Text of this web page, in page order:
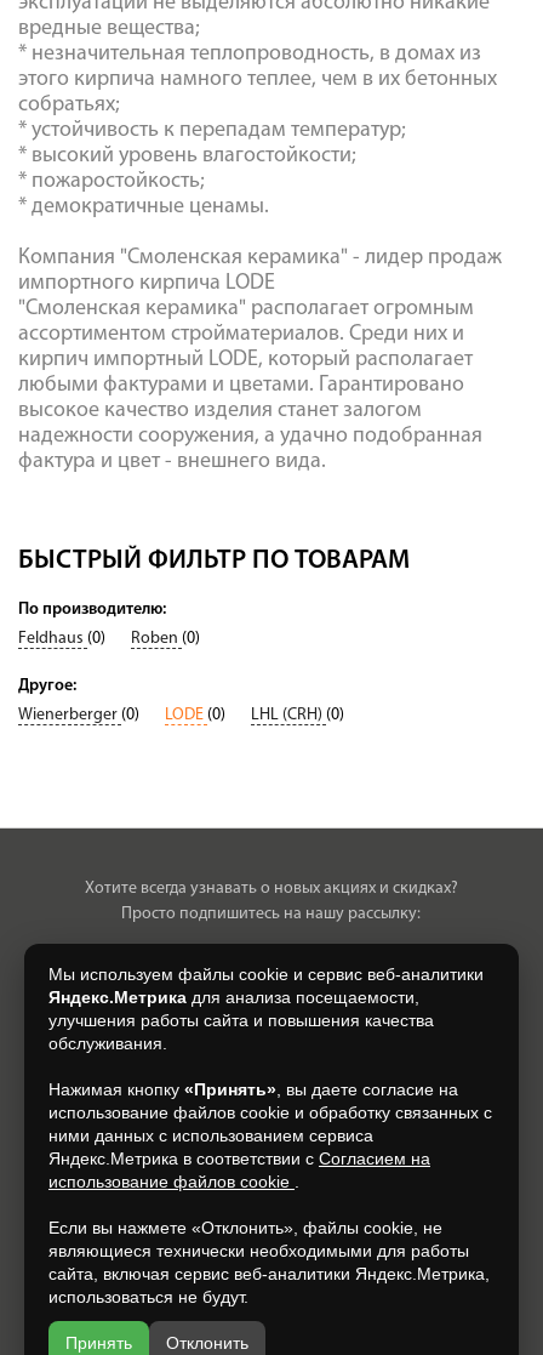
вредные вещества;
* незначительная теплопроводность, в домах из
этого кирпича намного теплее, чем в их бетонных
собратьях;
* устойчивость к перепадам температур;
* высокий уровень влагостойкости;
* пожаростойкость;
* демократичные ценамы.
Компания "Смоленская керамика" - лидер продаж
импортного кирпича LODE
"Смоленская керамика" располагает огромным
ассортиментом стройматериалов. Среди них и
кирпич импортный LODE, который располагает
любыми фактурами и цветами. Гарантировано
высокое качество изделия станет залогом
надежности сооружения, а удачно подобранная
фактура и цвет - внешнего вида.
БЫСТРЫЙ ФИЛЬТР ПО ТОВАРАМ
По производителю:
Feldhaus (0) Roben (0)
Другое:
Wienerberger (0) LODE (0) LHL (CRH) (0)
Хотите всегда узнавать о новых акциях и скидках?
Просто подпишитесь на нашу рассылку:
Нажимая на кнопку, я даю свое согласие на обработку моих
персональных данных, на условиях и для целей, определенных в
Подписаться
+7 (920) 150-77-00
Разработка и продвижение —
Мы используем файлы cookie и сервис веб-аналитики
Яндекс.Метрика для анализа посещаемости,
улучшения работы сайта и повышения качества
обслуживания.
Нажимая кнопку «Принять» , вы даете согласие на
использование файлов cookie и обработку связанных с
ними данных с использованием сервиса
Яндекс.Метрика в соответствии с Согласием на
использование файлов cookie
Если вы нажмете «Отклонить», файлы cookie, не
являющиеся технически необходимыми для работы
сайта, включая сервис веб-аналитики Яндекс.Метрика,
использоваться не будут.
Принять Отклонить